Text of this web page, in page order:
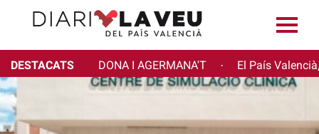
DESTACATS DONA I AGERMANA'T · El País